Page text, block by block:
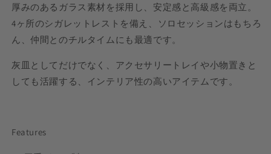
厚みのあるガラス素材を採用し、安定感と高級感を両立。
4ヶ所のシガレットレストを備え、ソロセッションはもちろ
ん、仲間とのチルタイムにも最適です。
灰皿としてだけでなく、アクセサリートレイや小物置きと
しても活躍する、インテリア性の高いアイテムです。
Features